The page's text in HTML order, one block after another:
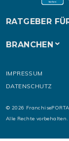
RATGEBER
BRANCHEN
IMPRESSUM
DATENSCHUTZ
© 2026
Alle Rechte vorbehalten.